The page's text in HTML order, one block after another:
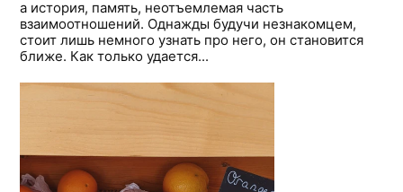
а история, память, неотъемлемая часть
взаимоотношений. Однажды будучи незнакомцем,
стоит лишь немного узнать про него, он становится
ближе. Как только удается...